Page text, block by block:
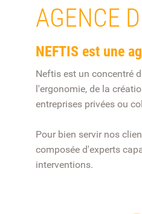
AGENCE
NEFTIS est une
Neftis est un concentré
l'ergonomie, de la
entreprises privées ou
Pour bien servir nos
composée d'experts
interventions.